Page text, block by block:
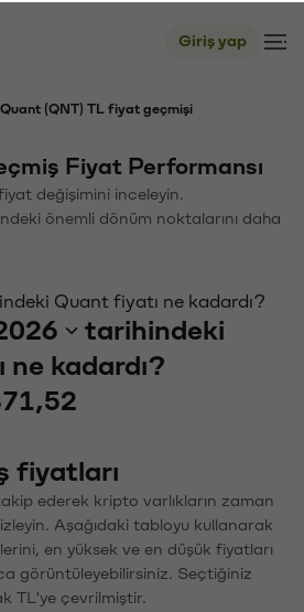
Giriş yap
Quant (QNT) TL fiyat geçmişi
Fiyat Performansı
değişimini inceleyin.
önemli dönüm noktalarını daha
Quant fiyatı ne kadardı?
tarihindeki
ne kadardı?
fiyatları
ederek kripto varlıkların zaman
Aşağıdaki tabloyu kullanarak
en yüksek ve en düşük fiyatları
görüntüleyebilirsiniz. Seçtiğiniz
TL'ye çevrilmiştir.